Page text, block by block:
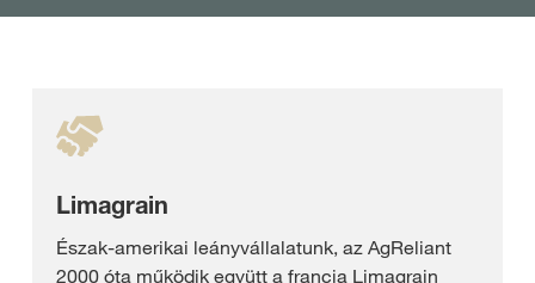
Limagrain
Észak-amerikai leányvállalatunk, az AgReliant
2000 óta működik együtt a francia Limagrain